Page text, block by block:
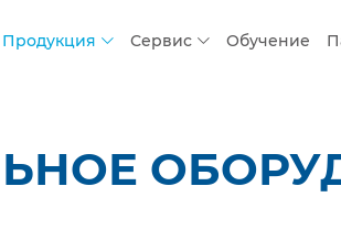
Продукция Сервис Обучение